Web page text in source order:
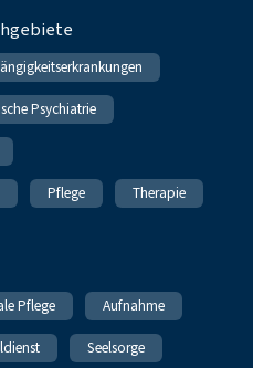
Psychiatrie
Pflege Therapie
Pflege Aufnahme
Seelsorge